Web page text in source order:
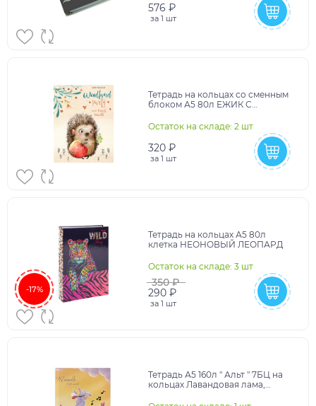
576 ₽
за 1 шт
Тетрадь на кольцах со сменным
блоком А5 80л ЕЖИК С
лен
Остаток на складе: 2 шт
320 ₽
за 1 шт
-17%
Тетрадь на кольцах А5 80л
клетка НЕОНОВЫЙ ЛЕОПАРД
Остаток на складе: 3 шт
350 ₽
290 ₽
за 1 шт
Тетрадь А5 160л " Альт " 7БЦ на
кольцах Лавандовая лама,